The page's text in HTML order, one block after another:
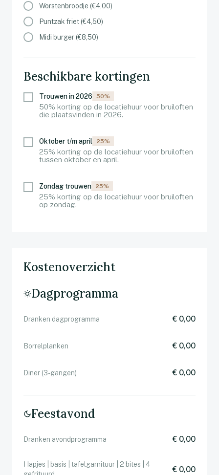
Worstenbroodje (€4,00)
Puntzak friet (€4,50)
Midi burger (€8,50)
Beschikbare kortingen
Trouwen in 2026 50%
50% korting op de locatiehuur voor bruiloften
die plaatsvinden in 2026.
Oktober t/m april 25%
25% korting op de locatiehuur voor bruiloften
tussen oktober en april.
Zondag trouwen 25%
25% korting op de locatiehuur voor bruiloften
op zondag.
Kostenoverzicht
Dagprogramma
Dranken dagprogramma € 0,00
Borrelplanken € 0,00
Diner (3-gangen) € 0,00
Feestavond
Dranken avondprogramma € 0,00
Hapjes | basis | tafelgarnituur | 2 bites | 4
€ 0,00